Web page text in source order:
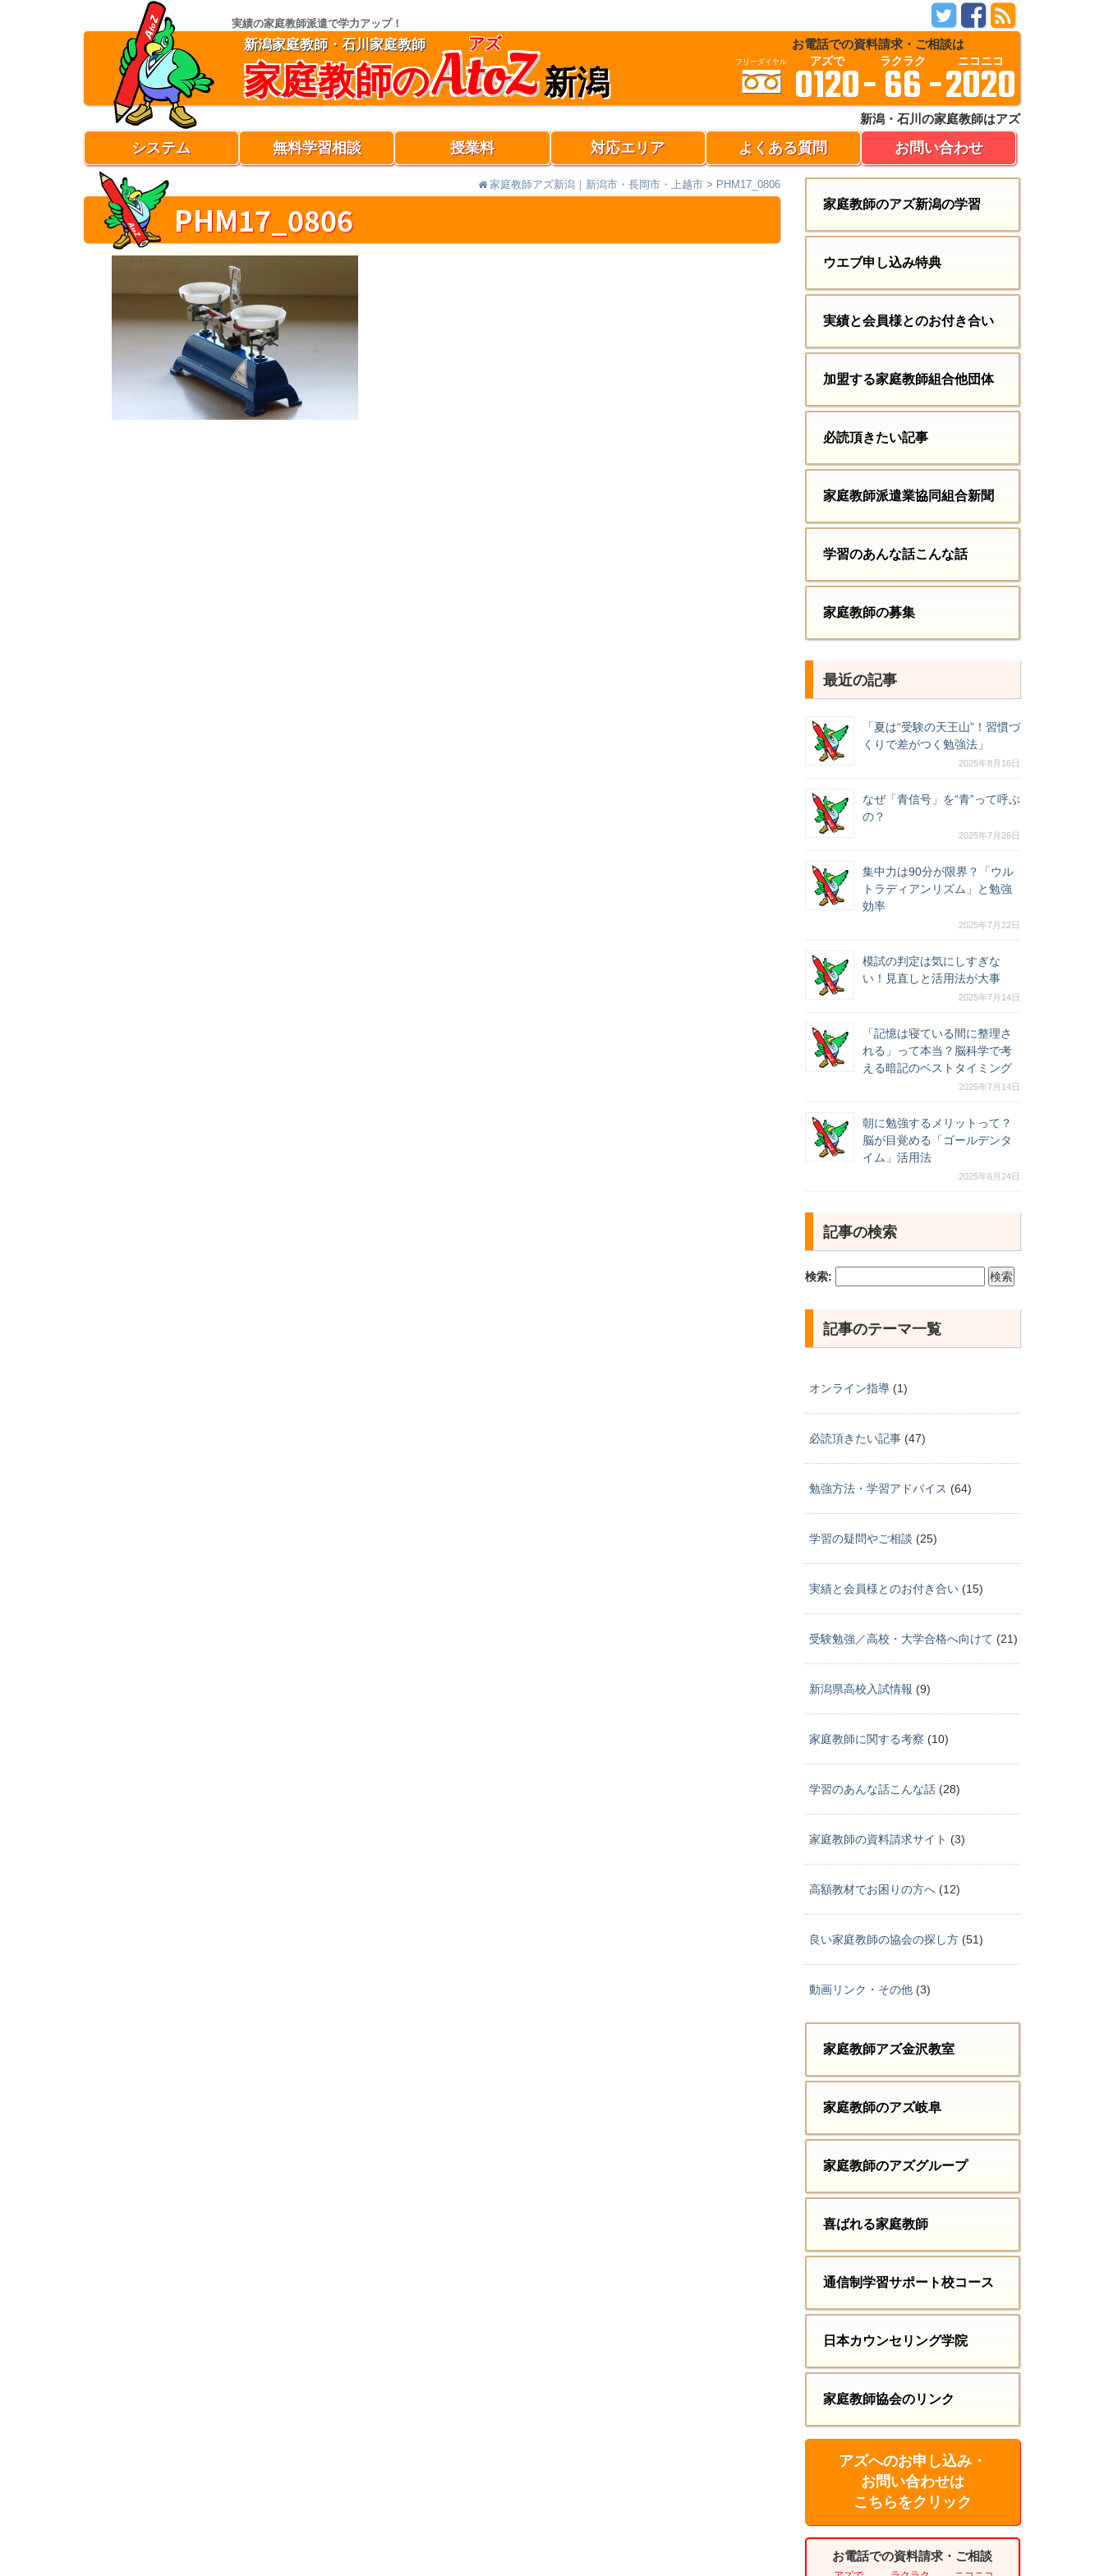
実績の家庭教師派遣で学力アップ！
新潟家庭教師・石川家庭教師
家庭教師の
アズ
AtoZ 新潟
お電話での資料請求・ご相談は
フリーダイヤル
: アズで
0120- ラクラク
66- ニコニコ
2020
新潟・石川の家庭教師はアズ
システム 無料学習相談 授業料 対応エリア よくある質問 お問い合わせ
家庭教師アズ新潟｜新潟市・長岡市・上越市> PHM17_0806
PHM17_0806 家庭教師のアズ新潟の学習
ウエブ申し込み特典
実績と会員様とのお付き合い
加盟する家庭教師組合他団体
必読頂きたい記事
家庭教師派遣業協同組合新聞
学習のあんな話こんな話
家庭教師の募集
最近の記事
「夏は“受験の天王山”！習慣づ
くりで差がつく勉強法」
2025年8月16日
なぜ「青信号」を“青”って呼ぶ
の？
2025年7月26日
集中力は90分が限界？「ウル
トラディアンリズム」と勉強
効率
2025年7月22日
模試の判定は気にしすぎな
い！見直しと活用法が大事
2025年7月14日
「記憶は寝ている間に整理さ
れる」って本当？脳科学で考
える暗記のベストタイミング
2025年7月14日
朝に勉強するメリットって？
脳が目覚める「ゴールデンタ
イム」活用法
2025年6月24日
記事の検索
検索:
記事のテーマ一覧
オンライン指導(1)
必読頂きたい記事(47)
勉強方法・学習アドバイス (64)
学習の疑問やご相談 (25)
実績と会員様とのお付き合い(15)
受験勉強／高校・大学合格へ向けて (21)
新潟県高校入試情報 (9)
家庭教師に関する考察 (10)
学習のあんな話こんな話(28)
家庭教師の資料請求サイト (3)
高額教材でお困りの方へ(12)
良い家庭教師の協会の探し方(51)
動画リンク・その他(3)
家庭教師アズ金沢教室
家庭教師のアズ岐阜
家庭教師のアズグループ
喜ばれる家庭教師
通信制学習サポート校コース
日本カウンセリング学院
家庭教師協会のリンク
アズへのお申し込み・
お問い合わせは
こちらをクリック
お電話での資料請求・ご相談